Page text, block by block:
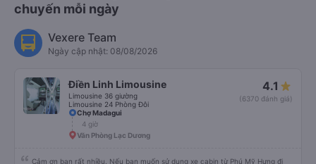
chuyến mỗi ngày
Vexere Team
Ngày cập nhật: 08/08/2026
Điền Linh Limousine
Limousine 36 giường
Limousine 24 Phòng Đôi
4.1
(6370 đánh giá)
Chợ Madagui
4 giờ
Văn Phòng Lạc Dương
Cảm ơn bạn rất nhiều. Nếu bạn muốn sử dụng xe cabin từ Phú Mỹ Hưng đi